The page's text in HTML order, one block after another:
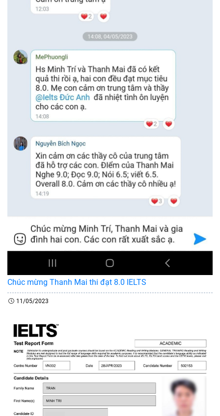
Chúc mừng Thanh Mai thi đạt 8.0 IELTS
11/05/2023